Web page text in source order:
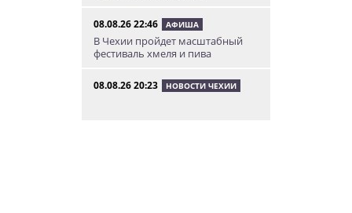
08.08.26 22:46 АФИША
В Чехии пройдет масштабный
фестиваль хмеля и пива
08.08.26 20:23 НОВОСТИ ЧЕХИИ